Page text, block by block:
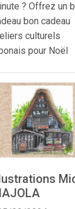
? Offrez un
bon cadeau
culturels
pour Noël